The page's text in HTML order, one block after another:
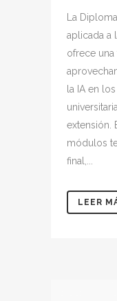
La
aplicada a
ofrece
la IA en
extensión.
módulos
final,...
LEER